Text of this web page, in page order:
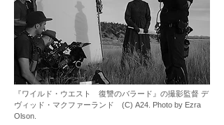
『ワイルド・ウエスト 復讐のバラード』の撮影監督 デ
ヴィッド・マクファーランド (C) A24. Photo by Ezra
Olson.